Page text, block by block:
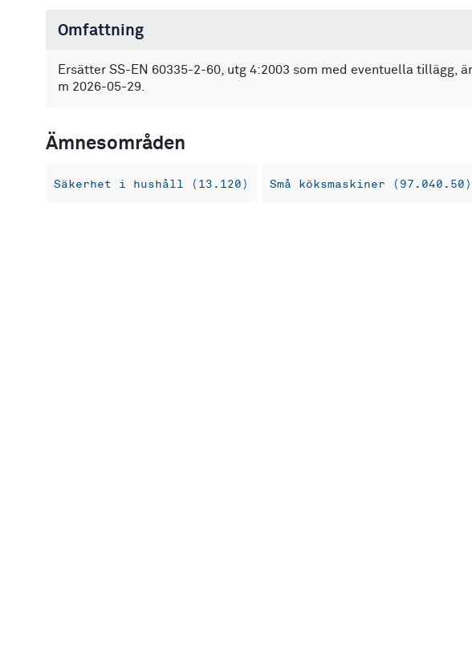
Omfattning
Ersätter SS-EN 60335-2-60, utg 4:2003 som med eventuella tillägg,
m 2026-05-29.
Ämnesområden
Säkerhet i hushåll (13.120) Små köksmaskiner (97.040.50)